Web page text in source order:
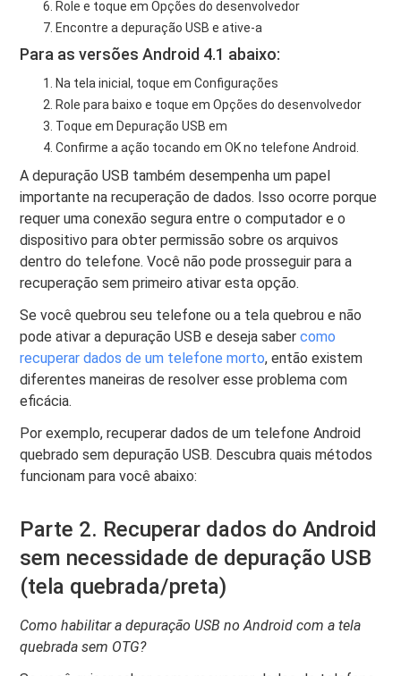
Role e toque em Opções do desenvolvedor
Encontre a depuração USB e ative-a
Para as versões Android 4.1 abaixo:
Na tela inicial, toque em Configurações
Role para baixo e toque em Opções do desenvolvedor
Toque em Depuração USB em
Confirme a ação tocando em OK no telefone Android.
A depuração USB também desempenha um papel
importante na recuperação de dados. Isso ocorre porque
requer uma conexão segura entre o computador e o
dispositivo para obter permissão sobre os arquivos
dentro do telefone. Você não pode prosseguir para a
recuperação sem primeiro ativar esta opção.
Se você quebrou seu telefone ou a tela quebrou e não
pode ativar a depuração USB e deseja sabercomo
recuperar dados de um telefone morto, então existem
diferentes maneiras de resolver esse problema com
eficácia.
Por exemplo, recuperar dados de um telefone Android
quebrado sem depuração USB. Descubra quais métodos
funcionam para você abaixo:
Parte 2. Recuperar dados do Android
sem necessidade de depuração USB
(tela quebrada/preta)
Como habilitar a depuração USB no Android com a tela
quebrada sem OTG?